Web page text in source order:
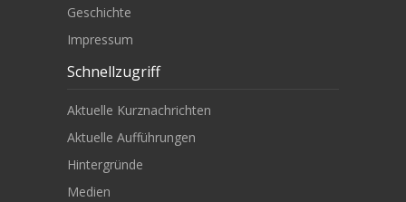
Geschichte
Impressum
Schnellzugriff
Aktuelle Kurznachrichten
Aktuelle Aufführungen
Hintergründe
Medien